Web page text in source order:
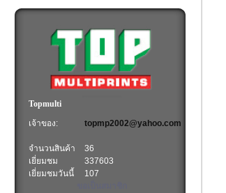
Topmulti
เจ้าของ:
topmp2002@yahoo.com
จำนวนสินค้า
36
เยี่ยมชม
337603
เยี่ยมชมวันนี้
107